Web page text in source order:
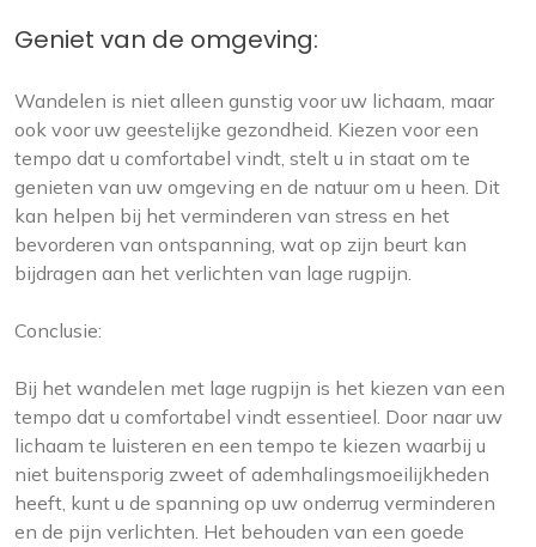
Geniet van de omgeving:
Wandelen is niet alleen gunstig voor uw lichaam, maar
ook voor uw geestelijke gezondheid. Kiezen voor een
tempo dat u comfortabel vindt, stelt u in staat om te
genieten van uw omgeving en de natuur om u heen. Dit
kan helpen bij het verminderen van stress en het
bevorderen van ontspanning, wat op zijn beurt kan
bijdragen aan het verlichten van lage rugpijn.
Conclusie:
Bij het wandelen met lage rugpijn is het kiezen van een
tempo dat u comfortabel vindt essentieel. Door naar uw
lichaam te luisteren en een tempo te kiezen waarbij u
niet buitensporig zweet of ademhalingsmoeilijkheden
heeft, kunt u de spanning op uw onderrug verminderen
en de pijn verlichten. Het behouden van een goede